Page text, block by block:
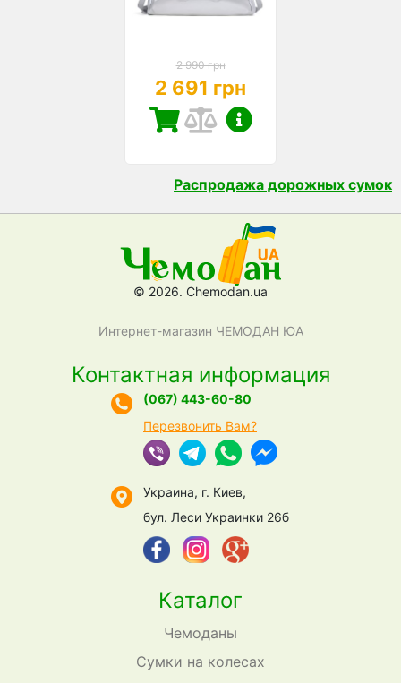
2 990 грн
2 691 грн
Распродажа дорожных сумок
© 2026. Chemodan.ua
Интернет-магазин ЧЕМОДАН ЮА
Каталог
Чемоданы
Сумки на колесах
Контактная информация
(067) 443-60-80
Перезвонить Вам?
Украина, г. Киев,
бул. Леси Украинки 26б